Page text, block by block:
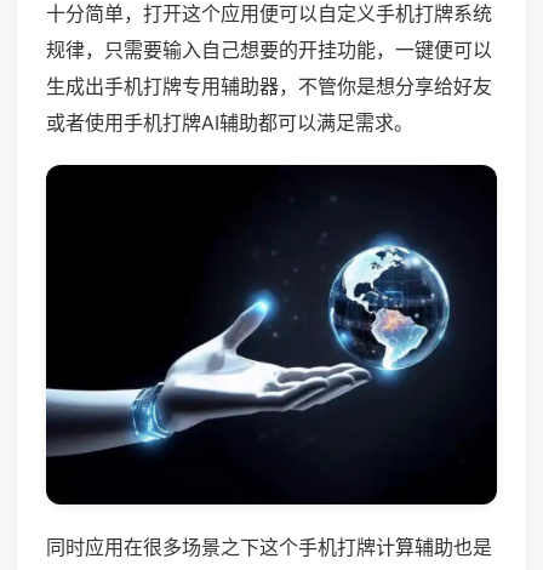
十分简单，打开这个应用便可以自定义手机打牌系统
规律，只需要输入自己想要的开挂功能，一键便可以
生成出手机打牌专用辅助器，不管你是想分享给好友
或者使用手机打牌AI辅助都可以满足需求。
同时应用在很多场景之下这个手机打牌计算辅助也是